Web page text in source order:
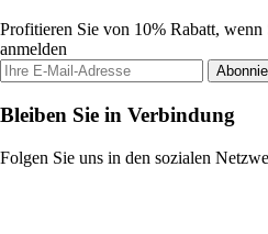
Profitieren Sie von 10% Rabatt,
anmelden
Bleiben Sie in Verbindung
Folgen Sie uns in den sozialen